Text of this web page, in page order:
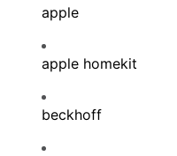
apple
apple homekit
beckhoff